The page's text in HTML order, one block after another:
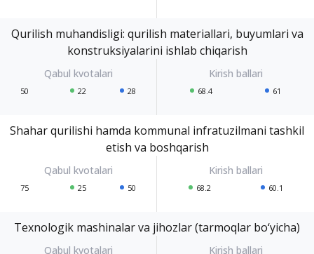
Qurilish muhandisligi: qurilish materiallari, buyumlari va
konstruksiyalarini ishlab chiqarish
50 22 28 68.4 61
Shahar qurilishi hamda kommunal infratuzilmani tashkil
etish va boshqarish
75 25 50 68.2 60.1
Texnologik mashinalar va jihozlar (tarmoqlar bo‘yicha)